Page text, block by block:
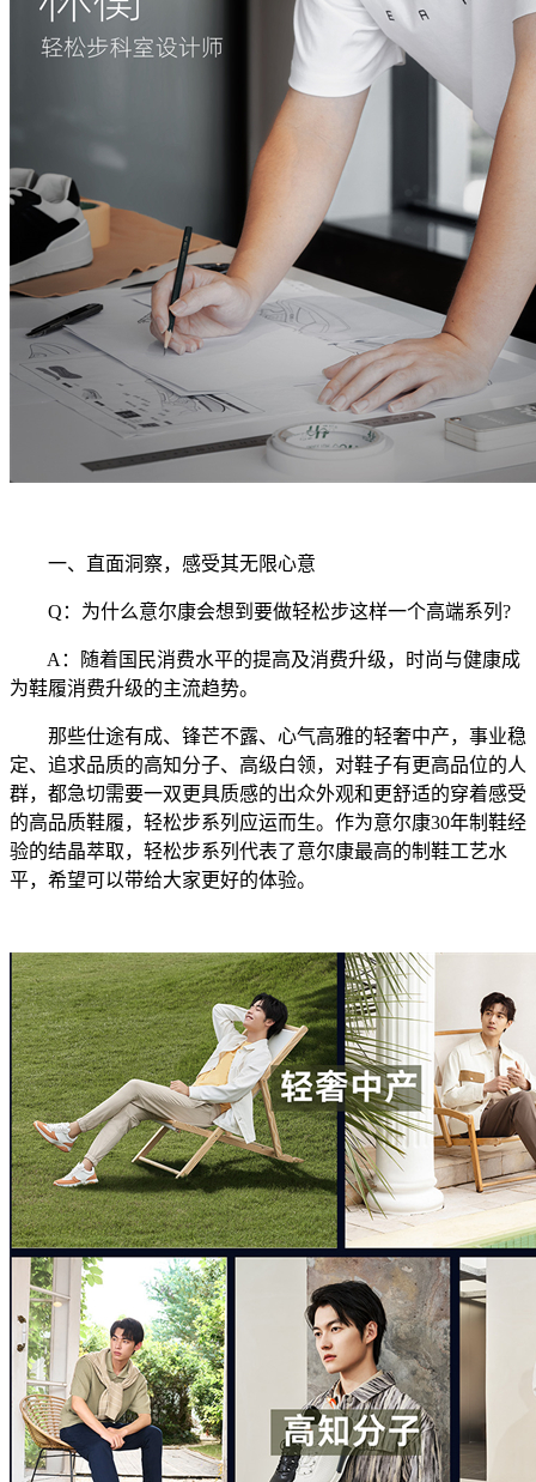
一、直面洞察，感受其无限心意
Q：为什么意尔康会想到要做轻松步这样一个高端系列?
A：随着国民消费水平的提高及消费升级，时尚与健康成
为鞋履消费升级的主流趋势。
那些仕途有成、锋芒不露、心气高雅的轻奢中产，事业稳
定、追求品质的高知分子、高级白领，对鞋子有更高品位的人
群，都急切需要一双更具质感的出众外观和更舒适的穿着感受
的高品质鞋履，轻松步系列应运而生。作为意尔康30年制鞋经
验的结晶萃取，轻松步系列代表了意尔康最高的制鞋工艺水
平，希望可以带给大家更好的体验。